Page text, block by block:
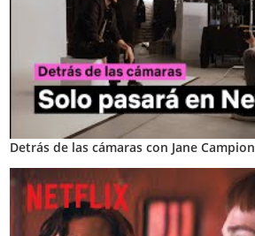
Detrás de las cámaras con Jane Campion